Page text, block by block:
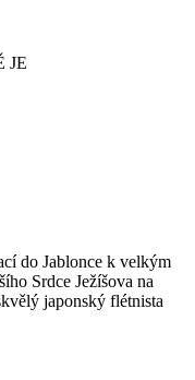
JE
do Jablonce k velkým
Srdce Ježíšova na
japonský flétnista